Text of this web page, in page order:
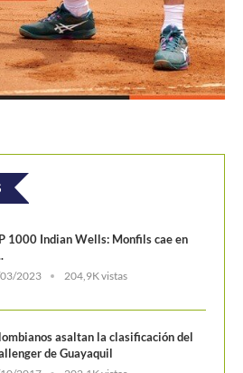
1000 Indian Wells: Monfils cae en
2023 204,9K vistas
asaltan la clasificación del
de Guayaquil